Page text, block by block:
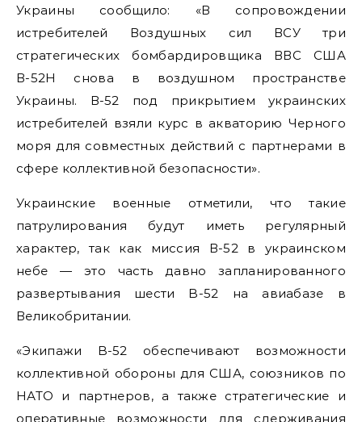
Украины сообщило: «В сопровождении
истребителей Воздушных сил ВСУ три
стратегических бомбардировщика ВВС США
В-52Н снова в воздушном пространстве
Украины. В-52 под прикрытием украинских
истребителей взяли курс в акваторию Черного
моря для совместных действий с партнерами в
сфере коллективной безопасности».
Украинские военные отметили, что такие
патрулирования будут иметь регулярный
характер, так как миссия В-52 в украинском
небе — это часть давно запланированного
развертывания шести B-52 на авиабазе в
Великобритании.
«Экипажи B-52 обеспечивают возможности
коллективной обороны для США, союзников по
НАТО и партнеров, а также стратегические и
оперативные возможности для сдерживания